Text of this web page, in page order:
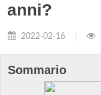
anni?
2022-02-16
Sommario